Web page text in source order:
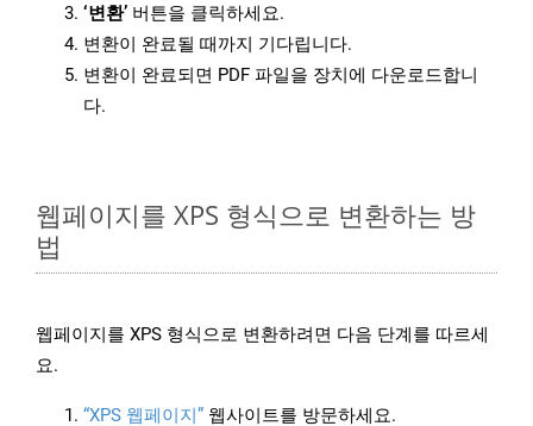
‘변환’ 버튼을 클릭하세요.
변환이 완료될 때까지 기다립니다.
변환이 완료되면 PDF 파일을 장치에 다운로드합니
다.
웹페이지를 XPS 형식으로 변환하는 방
법
웹페이지를 XPS 형식으로 변환하려면 다음 단계를 따르세
요.
“XPS 웹페이지” 웹사이트를 방문하세요.